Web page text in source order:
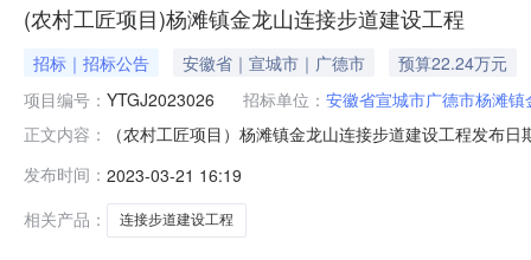
(农村工匠项目)杨滩镇金龙山连接步道建设工程
招标｜招标公告 安徽省｜宣城市｜广德市
预算22.24万元
项目编号： YTGJ2023026 招标单位： 安徽省宣城市广德市杨滩
正文内容：
（农村工匠项目）杨滩镇金龙山连接步道建设工程发布
与招标范围1、工程实施地点：广德市杨滩镇金阳村2、
（￥222486.56）4、成交价：成
发布时间： 2023-03-21 16:19
相关产品：
连接步道建设工程